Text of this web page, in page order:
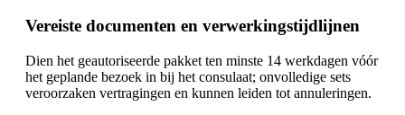
Vereiste documenten en verwerkingstijdlijnen
Dien het geautoriseerde pakket ten minste 14 werkdagen vóór
het geplande bezoek in bij het consulaat; onvolledige sets
veroorzaken vertragingen en kunnen leiden tot annuleringen.